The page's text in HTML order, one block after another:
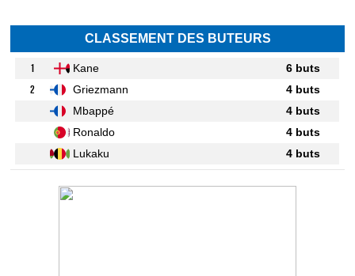
CLASSEMENT DES BUTEURS
1 Kane
6 buts
2
Griezmann
4 buts
Mbappé
4 buts
Ronaldo
4 buts
Lukaku
4 buts